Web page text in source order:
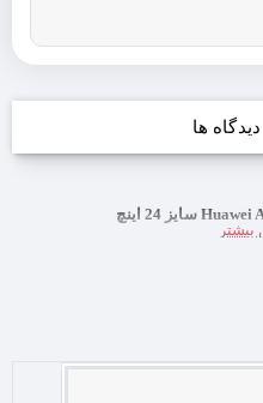
دیدگاه ها